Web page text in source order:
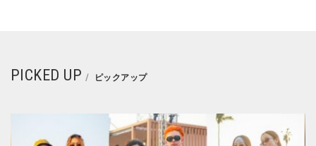
PICKED UP ピックアップ